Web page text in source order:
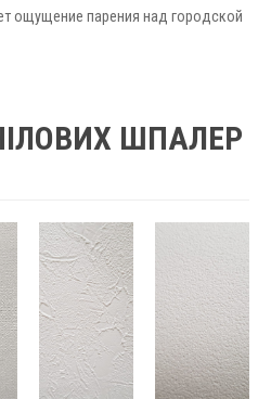
ощущение парения над городской
ШПАЛЕР